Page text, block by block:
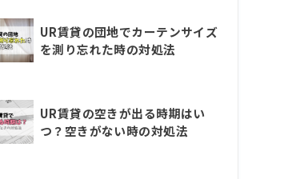
UR賃貸の団地でカーテンサイズ
を測り忘れた時の対処法
UR賃貸の空きが出る時期はい
つ？空きがない時の対処法